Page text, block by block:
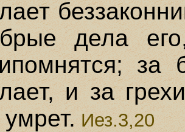
дела
за
и за
Иез.3,20